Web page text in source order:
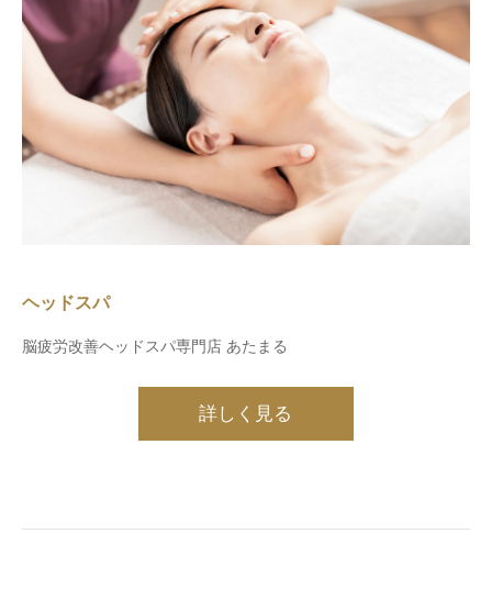
ヘッドスパ
脳疲労改善ヘッドスパ専門店 あたまる
詳しく見る